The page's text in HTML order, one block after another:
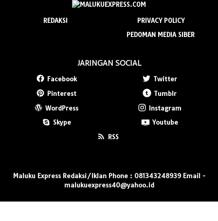
REDAKSI
PRIVACY POLICY
PEDOMAN MEDIA SIBER
JARINGAN SOCIAL
Facebook
Twitter
Pinterest
Tumblr
WordPress
Instagram
Skype
Youtube
RSS
Maluku Express Redaksi/Iklan Phone : 081343248939 Email -
malukuexpress40@yahoo.id